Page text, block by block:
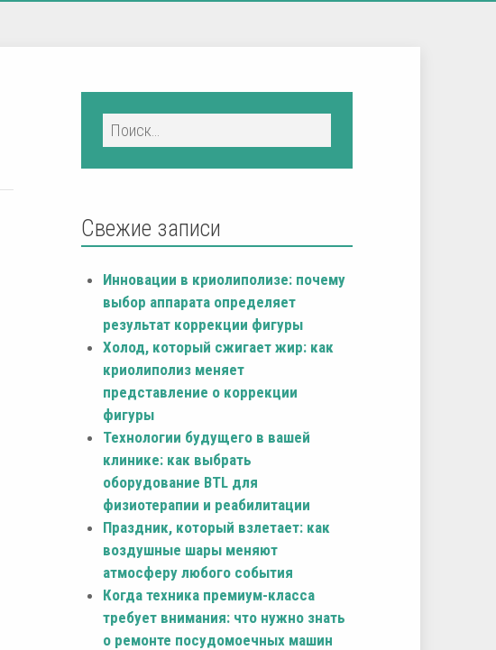
Свежие записи
Инновации в криолиполизе: почему
выбор аппарата определяет
результат коррекции фигуры
Холод, который сжигает жир: как
криолиполиз меняет
представление о коррекции
фигуры
Технологии будущего в вашей
клинике: как выбрать
оборудование BTL для
физиотерапии и реабилитации
Праздник, который взлетает: как
воздушные шары меняют
атмосферу любого события
Когда техника премиум-класса
требует внимания: что нужно знать
о ремонте посудомоечных машин